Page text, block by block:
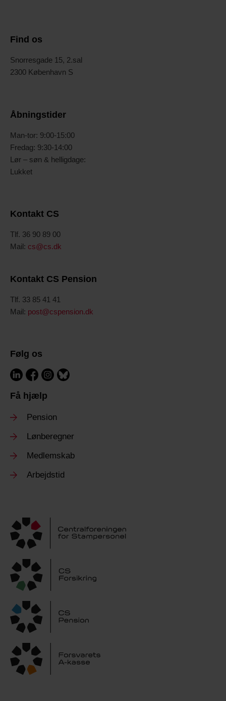
Find os
Snorresgade 15, 2.sal
2300 København S
Åbningstider
Man-tor: 9:00-15:00
Fredag: 9:30-14:00
Lør – søn & helligdage:
Lukket
Kontakt CS
Tlf. 36 90 89 00
Mail: cs@cs.dk
Kontakt CS Pension
Tlf. 33 85 41 41
Mail: post@cspension.dk
Følg os
Få hjælp
Pension
Lønberegner
Medlemskab
Arbejdstid